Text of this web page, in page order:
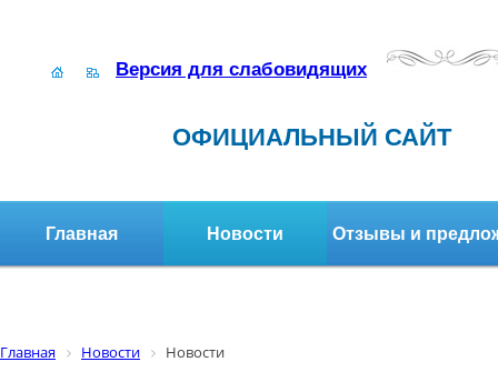
Версия для слабовидящих
ОФИЦИАЛЬНЫЙ САЙТ
Главная Новости Отзывы и
Главная Новости Новости